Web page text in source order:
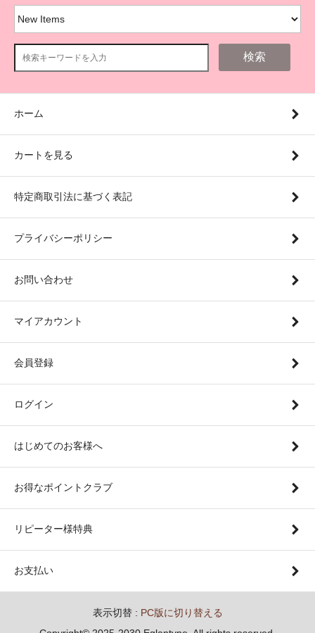
検索
ホーム
カートを見る
特定商取引法に基づく表記
プライバシーポリシー
お問い合わせ
マイアカウント
会員登録
ログイン
はじめてのお客様へ
お得なポイントクラブ
リピーター様特典
お支払い
表示切替 : PC版に切り替える